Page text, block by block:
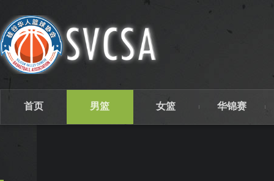
首页 男篮 女篮 华锦赛